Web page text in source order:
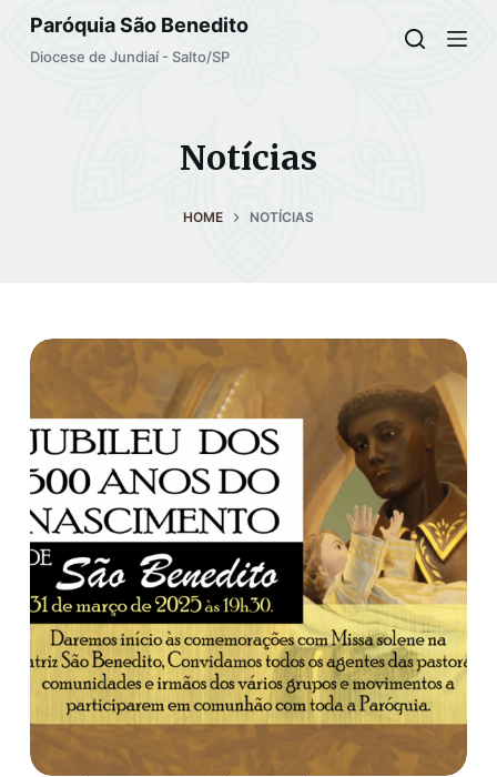
k
Paróquia São Benedito
Diocese de Jundiaí - Salto/SP
Notícias
HOME NOTÍCIAS